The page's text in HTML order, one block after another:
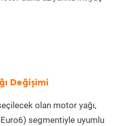
Değişimi
olan motor yağı,
segmentiyle uyumlu